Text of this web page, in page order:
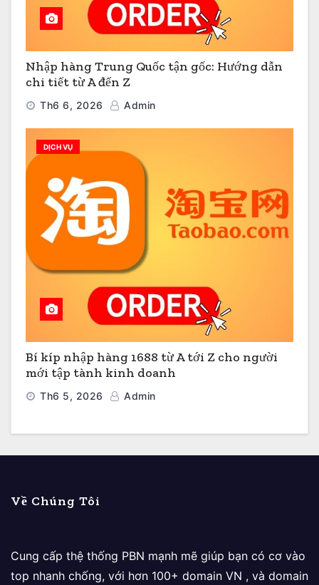
Nhập hàng Trung Quốc tận gốc: Hướng dẫn
chi tiết từ A đến Z
Th6 6, 2026 Admin
DỊCH VỤ
Bí kíp nhập hàng 1688 từ A tới Z cho người
mới tập tành kinh doanh
Th6 5, 2026 Admin
Về Chúng Tôi
Cung cấp thệ thống PBN mạnh mẽ giúp bạn có cơ vào
top nhanh chống, với hơn 100+ domain VN , và domain